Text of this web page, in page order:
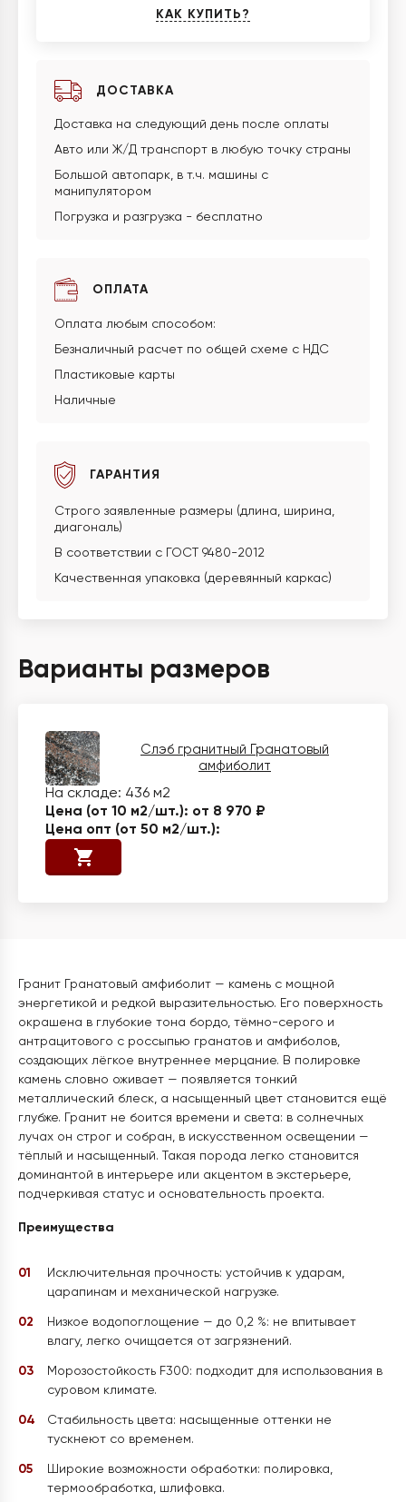
КАК КУПИТЬ?
ДОСТАВКА
Доставка на следующий день после оплаты
Авто или Ж/Д транспорт в любую точку страны
Большой автопарк, в т.ч. машины с
манипулятором
Погрузка и разгрузка - бесплатно
ОПЛАТА
Оплата любым способом:
Безналичный расчет по общей схеме с НДС
Пластиковые карты
Наличные
ГАРАНТИЯ
Строго заявленные размеры (длина, ширина,
диагональ)
В соответствии с ГОСТ 9480-2012
Качественная упаковка (деревянный каркас)
Варианты размеров
Слэб гранитный Гранатовый
амфиболит
436 м2
от 8 970 ₽
Гранит Гранатовый амфиболит — камень с мощной
энергетикой и редкой выразительностью. Его поверхность
окрашена в глубокие тона бордо, тёмно-серого и
антрацитового с россыпью гранатов и амфиболов,
создающих лёгкое внутреннее мерцание. В полировке
камень словно оживает — появляется тонкий
металлический блеск, а насыщенный цвет становится ещё
глубже. Гранит не боится времени и света: в солнечных
лучах он строг и собран, в искусственном освещении —
тёплый и насыщенный. Такая порода легко становится
доминантой в интерьере или акцентом в экстерьере,
подчеркивая статус и основательность проекта.
Преимущества
Исключительная прочность: устойчив к ударам,
царапинам и механической нагрузке.
Низкое водопоглощение — до 0,2 %: не впитывает
влагу, легко очищается от загрязнений.
Морозостойкость F300: подходит для использования в
суровом климате.
Стабильность цвета: насыщенные оттенки не
тускнеют со временем.
Широкие возможности обработки: полировка,
термообработка, шлифовка.